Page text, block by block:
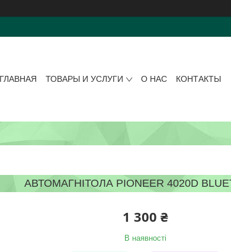
ГЛАВНАЯ ТОВАРЫ И УСЛУГИ О НАС КОНТАКТЫ
АВТОМАГНІТОЛА PIONEER 4020D
1 300 ₴
В наявності